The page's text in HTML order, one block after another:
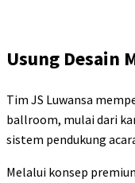
Usung Desain
Tim JS Luwansa
ballroom, mulai dari
sistem pendukung
Melalui konsep